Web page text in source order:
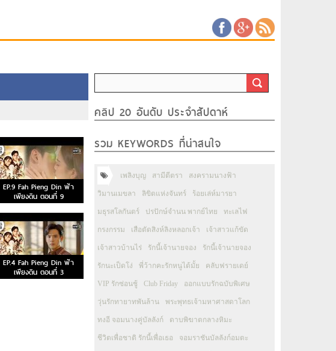
EP.9 Fah Pieng Din ฟ้า
เพียงดิน ตอนที่ 9
EP.4 Fah Pieng Din ฟ้า
เพียงดิน ตอนที่ 3
คลิป 20 อันดับ ประจำสัปดาห์
รวม KEYWORDS ที่น่าสนใจ
เพลิงบุญ สามีตีตรา สงครามนางฟ้า
วิมานเมขลา ลิขิตแห่งจันทร์ ร้อยเล่ห์มารยา
มธุรสโลกันตร์ ปรปักษ์จำนน พากย์ไทย ทะเลไฟ
กรงกรรม เสือตัดสิงห์ลิงหลอกเจ้า เจ้าสาวแก้ขัด
เจ้าสาวบ้านไร่ รักนี้เจ้านายจอง รักนี้เจ้านายจอง
รักนะเป็ดโง่ พี่ว้ากคะรักหนูได้มั้ย คลับฟรายเดย์
VIP รักซ่อนชู้ Club Friday ออกแบบรักฉบับพิเศษ
วุ่นรักทายาทพันล้าน พระพุทธเจ้ามหาศาสดาโลก
ทงอี จอมนางคู่บัลลังก์ ดาบพิฆาตกลางหิมะ
ชีวิตเพื่อชาติ รักนี้เพื่อเธอ จอมราชันบัลลังก์อมตะ